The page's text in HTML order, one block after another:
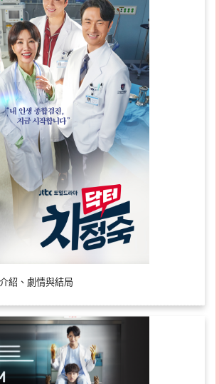
紹、劇情與結局